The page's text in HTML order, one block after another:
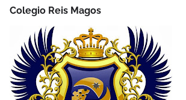
Colegio Reis Magos